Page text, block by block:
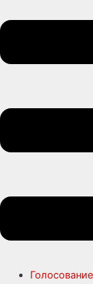
Голосование